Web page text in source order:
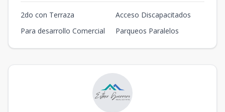
2do con Terraza
Acceso Discapacitados
Para desarrollo Comercial
Parqueos Paralelos